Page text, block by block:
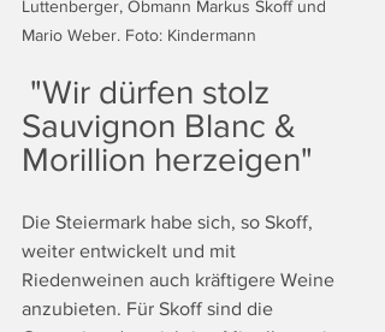
Luttenberger, Obmann Markus Skoff und
Mario Weber. Foto: Kindermann
"Wir dürfen stolz
Sauvignon Blanc &
Morillion herzeigen"
Die Steiermark habe sich, so Skoff,
weiter entwickelt und mit
Riedenweinen auch kräftigere Weine
anzubieten. Für Skoff sind die